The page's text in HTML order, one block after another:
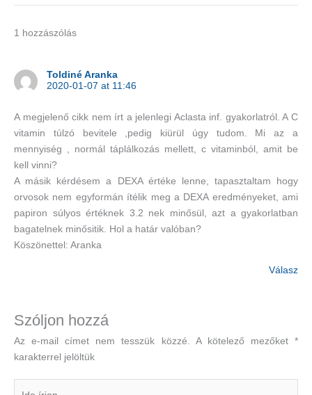
1 hozzászólás
Toldiné Aranka
2020-01-07 at 11:46
A megjelenő cikk nem írt a jelenlegi Aclasta inf. gyakorlatról. A C
vitamin túlzó bevitele ,pedig kiürül úgy tudom. Mi az a
mennyiség , normál táplálkozás mellett, c vitaminból, amit be
kell vinni?
A másik kérdésem a DEXA értéke lenne, tapasztaltam hogy
orvosok nem egyformán ítélik meg a DEXA eredményeket, ami
papiron súlyos értéknek 3.2 nek minősül, azt a gyakorlatban
bagatelnek minősitik. Hol a határ valóban?
Köszönettel: Aranka
Válasz
Szóljon hozzá
Az e-mail címet nem tesszük közzé. A kötelező mezőket*
karakterrel jelöltük